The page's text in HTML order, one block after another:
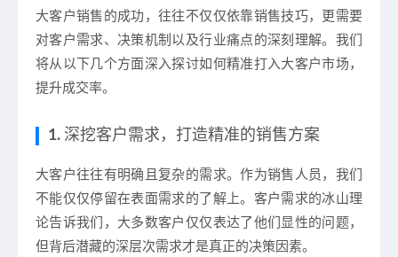
大客户销售的成功，往往不仅仅依靠销售技巧，更需要
对客户需求、决策机制以及行业痛点的深刻理解。我们
将从以下几个方面深入探讨如何精准打入大客户市场，
提升成交率。
1. 深挖客户需求，打造精准的销售方案
大客户往往有明确且复杂的需求。作为销售人员，我们
不能仅仅停留在表面需求的了解上。 客户需求的冰山理
论告诉我们，大多数客户仅仅表达了他们显性的问题，
但背后潜藏的深层次需求才是真正的决策因素。